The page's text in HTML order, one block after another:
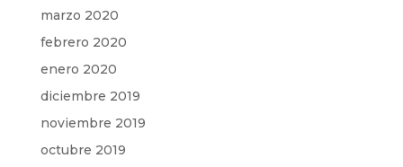
marzo 2020
febrero 2020
enero 2020
diciembre 2019
noviembre 2019
octubre 2019